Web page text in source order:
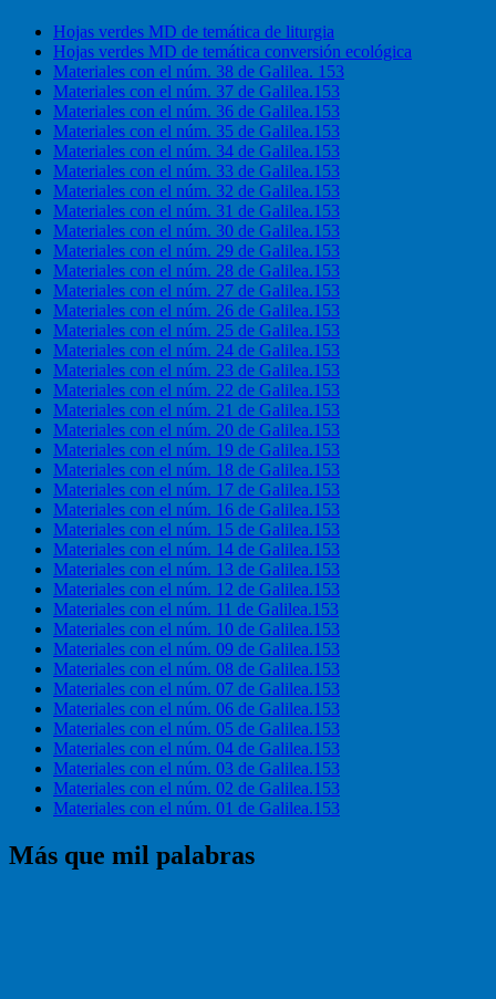
Hojas verdes MD de temática de liturgia
Hojas verdes MD de temática conversión ecológica
Materiales con el núm. 38 de Galilea. 153
Materiales con el núm. 37 de Galilea.153
Materiales con el núm. 36 de Galilea.153
Materiales con el núm. 35 de Galilea.153
Materiales con el núm. 34 de Galilea.153
Materiales con el núm. 33 de Galilea.153
Materiales con el núm. 32 de Galilea.153
Materiales con el núm. 31 de Galilea.153
Materiales con el núm. 30 de Galilea.153
Materiales con el núm. 29 de Galilea.153
Materiales con el núm. 28 de Galilea.153
Materiales con el núm. 27 de Galilea.153
Materiales con el núm. 26 de Galilea.153
Materiales con el núm. 25 de Galilea.153
Materiales con el núm. 24 de Galilea.153
Materiales con el núm. 23 de Galilea.153
Materiales con el núm. 22 de Galilea.153
Materiales con el núm. 21 de Galilea.153
Materiales con el núm. 20 de Galilea.153
Materiales con el núm. 19 de Galilea.153
Materiales con el núm. 18 de Galilea.153
Materiales con el núm. 17 de Galilea.153
Materiales con el núm. 16 de Galilea.153
Materiales con el núm. 15 de Galilea.153
Materiales con el núm. 14 de Galilea.153
Materiales con el núm. 13 de Galilea.153
Materiales con el núm. 12 de Galilea.153
Materiales con el núm. 11 de Galilea.153
Materiales con el núm. 10 de Galilea.153
Materiales con el núm. 09 de Galilea.153
Materiales con el núm. 08 de Galilea.153
Materiales con el núm. 07 de Galilea.153
Materiales con el núm. 06 de Galilea.153
Materiales con el núm. 05 de Galilea.153
Materiales con el núm. 04 de Galilea.153
Materiales con el núm. 03 de Galilea.153
Materiales con el núm. 02 de Galilea.153
Materiales con el núm. 01 de Galilea.153
Más que mil palabras